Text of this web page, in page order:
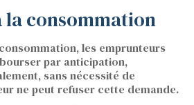
la consommation
les emprunteurs
par anticipation,
sans nécessité de
ne peut refuser cette demande.